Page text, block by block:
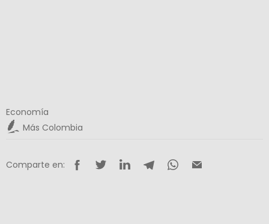
Economía
Más Colombia
Comparte en: